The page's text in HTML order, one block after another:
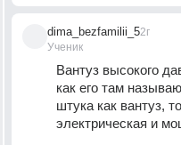
dima_bezfamilii_5
Ученик
2г
Вантуз высокого
как его там
штука как вантуз,
электрическая и